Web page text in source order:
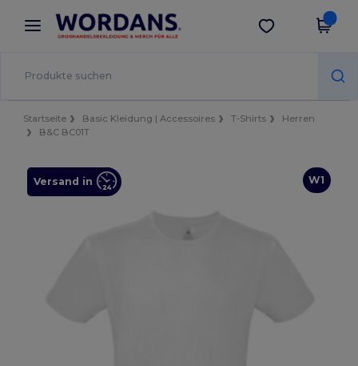
× Wordans App
Bessere Preise in der App!
App holen
Startseite Basic Kleidung | Accessoires T-Shirts
Herren
B&C BC01T
W1
Versand in